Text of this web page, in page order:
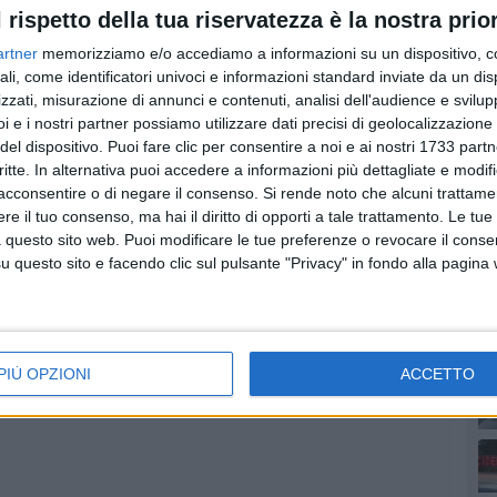
rispetto della tua riservatezza è la nostra
memorizziamo e/o accediamo a informazioni su un dispositivo,
come identificatori univoci e informazioni standard inviate da un
misurazione di annunci e contenuti, analisi dell'audience e
e i nostri partner possiamo utilizzare dati precisi di
dispositivo. Puoi fare clic per consentire a noi e ai nostri 1733
In alternativa puoi accedere a informazioni più dettagliate e
o di negare il consenso. Si rende noto che alcuni
il tuo consenso, ma hai il diritto di opporti a tale trattamento. Le
sito web. Puoi modificare le tue preferenze o revocare il
questo sito e facendo clic sul pulsante "Privacy" in fondo alla pagina
OPZIONI ACCETTO
la serata per eccellenza dedicata agli amanti dei balli
le migliori scuole e associazioni di ballo della
merengue y reggaeton)
"AVANTITUTTA!", protagoniste la musica e lo
completamente rinnovato, nello stile e nei
e dell'American bar, con un priveè super-
di una nave che solca i mari del globo terrestre.Dj set
(black grooves) e Alex (cool music). Direzione